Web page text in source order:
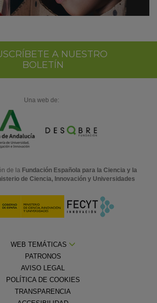
A NUESTRO
BOLETÍN
Una web de:
de la Fundación Española para la Ciencia y la
de Ciencia, Innovación y Universidades
WEB TEMÁTICAS
PATRONOS
AVISO LEGAL
POLÍTICA DE COOKIES
TRANSPARENCIA